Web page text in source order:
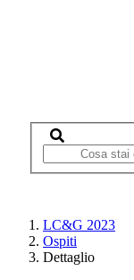
LC&G 2023
Ospiti
Dettaglio